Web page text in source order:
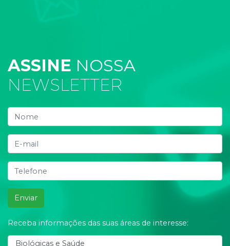
ASSINE NOSSA
NEWSLETTER
Enviar
Receba informações das suas áreas de interesse: